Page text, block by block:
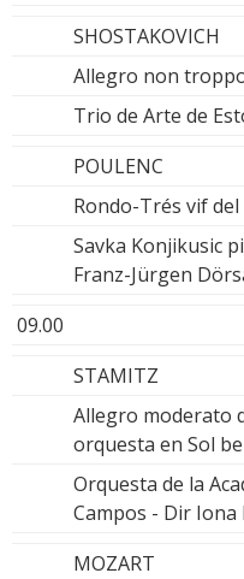
SHOSTAKOVICH
Allegro non
Trio de Arte de
POULENC
Rondo-Trés vif
Savka Konjikusic
Franz-Jürgen
09.00
STAMITZ
Allegro moderato
orquesta en Sol
Orquesta de la
Campos - Dir Iona
MOZART